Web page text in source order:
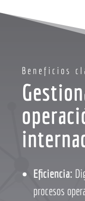
Beneficios
Eficiencia:
procesos